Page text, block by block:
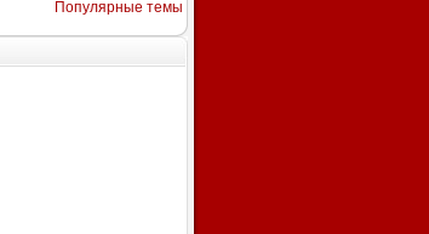
Популярные темы